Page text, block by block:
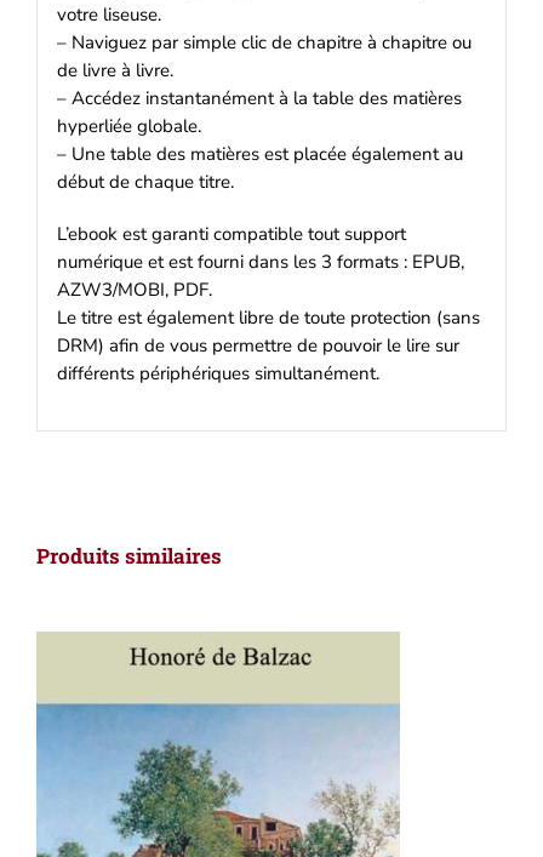
votre liseuse.
– Naviguez par simple clic de chapitre à chapitre ou
de livre à livre.
– Accédez instantanément à la table des matières
hyperliée globale.
– Une table des matières est placée également au
début de chaque titre.
L’ebook est garanti compatible tout support
numérique et est fourni dans les 3 formats : EPUB,
AZW3/MOBI, PDF.
Le titre est également libre de toute protection (sans
DRM) afin de vous permettre de pouvoir le lire sur
différents périphériques simultanément.
Produits similaires